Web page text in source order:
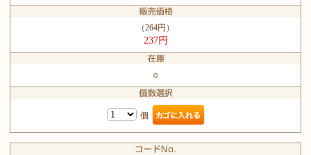
（264円）
237円
○
個